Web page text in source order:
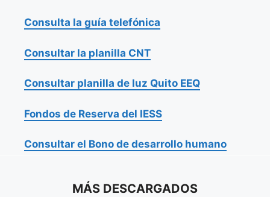
Consulta la guía telefónica
Consultar la planilla CNT
Consultar planilla de luz Quito EEQ
Fondos de Reserva del IESS
Consultar el Bono de desarrollo humano
MÁS DESCARGADOS